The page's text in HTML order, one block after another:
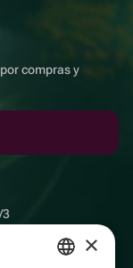
compras y
3
×